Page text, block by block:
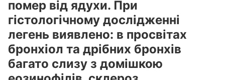
помер від ядухи. При
гістологічному дослідженні
легень виявлено: в просвітах
бронхіол та дрібних бронхів
багато слизу з домішкою